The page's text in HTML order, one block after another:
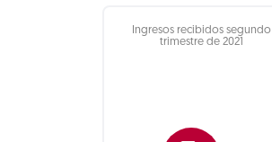
Ingresos recibidos segundo
trimestre de 2021